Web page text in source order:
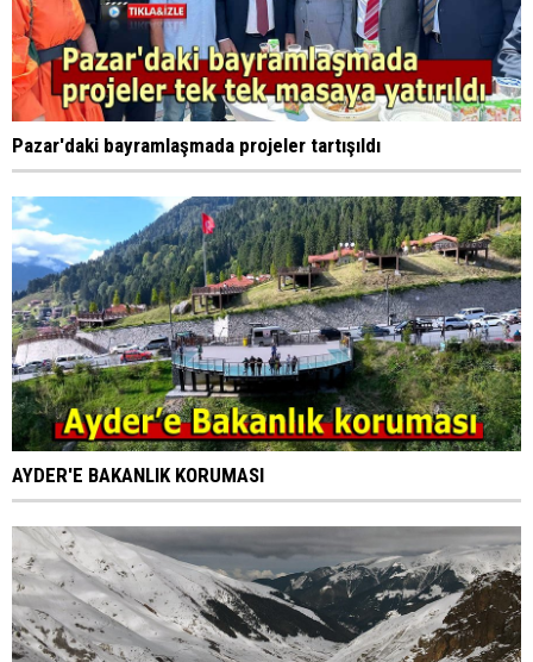
Pazar'daki bayramlaşmada projeler tartışıldı
AYDER'E BAKANLIK KORUMASI